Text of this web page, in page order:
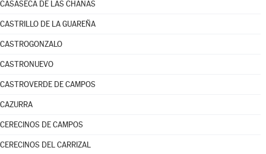
CASASECA DE LAS CHANAS
CASTRILLO DE LA GUAREÑA
CASTROGONZALO
CASTRONUEVO
CASTROVERDE DE CAMPOS
CAZURRA
CERECINOS DE CAMPOS
CERECINOS DEL CARRIZAL